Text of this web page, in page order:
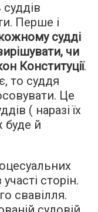
Перше і
судді
чи
Конституції.
то суддя
Це
( наразі їх
буде й
сторін.
свавілля.